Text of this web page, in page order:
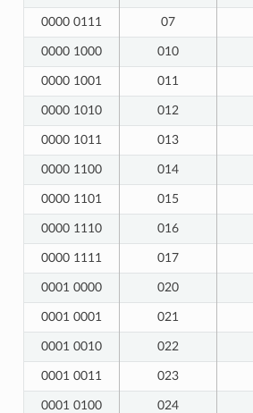
0000 0111 07
0000 1000 010
0000 1001 011
0000 1010 012
0000 1011 013
0000 1100 014
0000 1101 015
0000 1110 016
0000 1111 017
0001 0000 020
0001 0001 021
0001 0010 022
0001 0011 023
0001 0100 024